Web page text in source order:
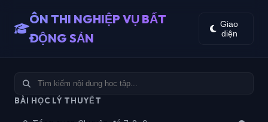
ÔN THI NGHIỆP VỤ BẤT
ĐỘNG SẢN
Giao
diện
BÀI HỌC LÝ THUYẾT